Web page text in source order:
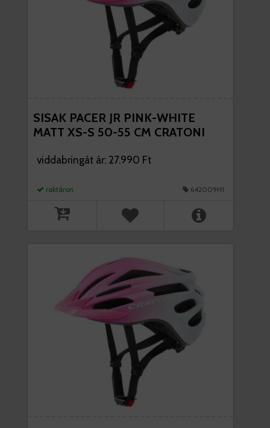
SISAK PACER JR PINK-WHITE
MATT XS-S 50-55 CM CRATONI
viddabringát ár: 27.990 Ft
raktáron 642009H1